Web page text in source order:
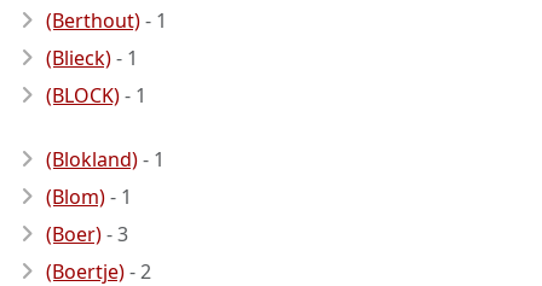
(Berthout)- 1
(Blieck)- 1
(BLOCK)- 1
(Blokland)- 1
(Blom)- 1
(Boer)- 3
(Boertje)- 2